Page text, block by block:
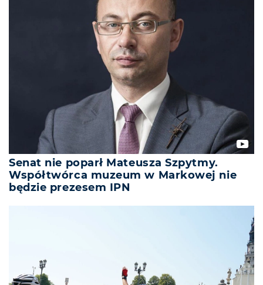
Senat nie poparł Mateusza Szpytmy.
Współtwórca muzeum w Markowej nie
będzie prezesem IPN